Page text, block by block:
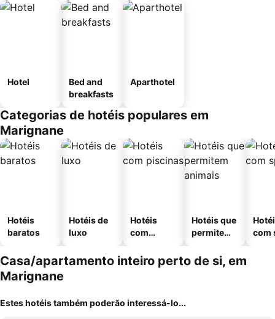
Hotel
Bed and
breakfasts
Aparthotel
Categorias de hotéis populares em
Marignane
Hotéis
baratos
Hotéis de
luxo
Hotéis
com
Hotéis que
permitem
com
Casa/apartamento inteiro perto de si, em
Marignane
Estes hotéis também poderão interessá-lo...